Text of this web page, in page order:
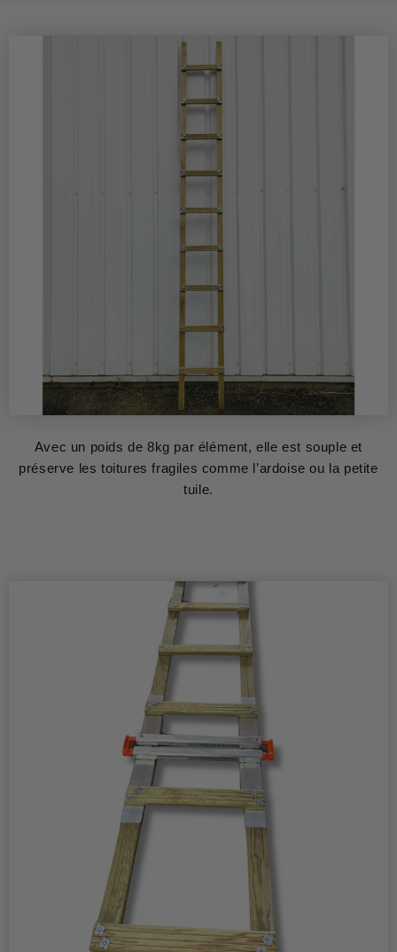
Avec un poids de 8kg par élément, elle est souple et
préserve les toitures fragiles comme l’ardoise ou la petite
tuile.